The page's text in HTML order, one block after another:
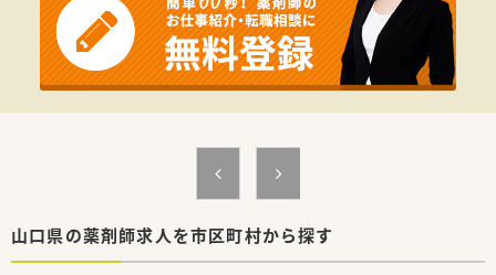
【募集背景と求める人物像について】
■現在活躍中の正社員が海外留学へ出発するための欠員募集と
なっており、長期間にわたってチームに貢献できる方を求めてい
ます。
■総合病院門前という環境で、新しい知識を習得する意欲があ
り、周囲のスタッフと協力しながら働ける協調性のある方を歓迎
■年齢層としては30代から40代を想定しており、現場をリード
しながら地域医療の一翼を担ってくださる方を募集しておりま
【法人特徴について】
■山陽小野田市や宇部市を中心に店舗展開を行っている法人で、
山口県の薬剤師求人を市区町村から探す